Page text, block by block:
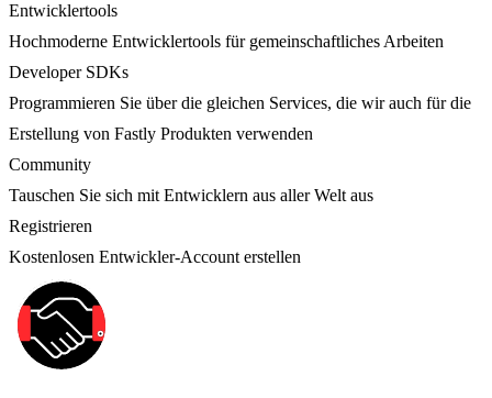
Entwicklertools
Hochmoderne Entwicklertools für gemeinschaftliches Arbeiten
Developer SDKs
Programmieren Sie über die gleichen Services, die wir auch für die
Erstellung von Fastly Produkten verwenden
Community
Tauschen Sie sich mit Entwicklern aus aller Welt aus
Registrieren
Kostenlosen Entwickler-Account erstellen